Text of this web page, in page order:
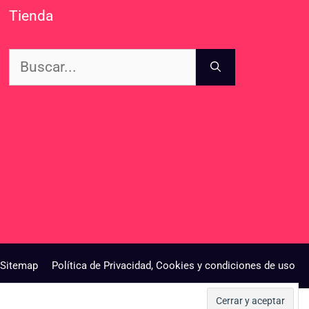
Tienda
Buscar:
Sitemap Política de Privacidad, Cookies y condiciones de uso